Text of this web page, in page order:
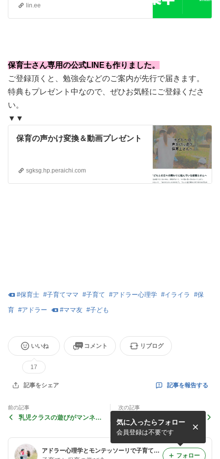
lin.ee
保育士さん専用の公式LINEも作りました。
ご登録頂くと、勉強会などのご案内が先行で届きます。
特典もプレゼント中なので、ぜひお気軽にご登録くださ
い。
▼▼
保育の声かけ変換＆動画プレゼント
sgksg.hp.peraichi.com
#保育士 #子育てママ #子育て #アドラー心理学 #イライラ #保
育 #アドラー #ママ友 #子ども
いいね
17
コメント リブログ
記事をシェア 記事を報告する
前の記事
乳児クラスの遊びがマンネリ
次の記事
【我が子が可愛いと思えな
い…と悩んでいるママへ｜そ
の気持ちはダメじゃない】
アドラー心理学とモンテッソーリで子育てと保育をサポート
気に入ったらフォロー
会員登録は不要です
フォロー